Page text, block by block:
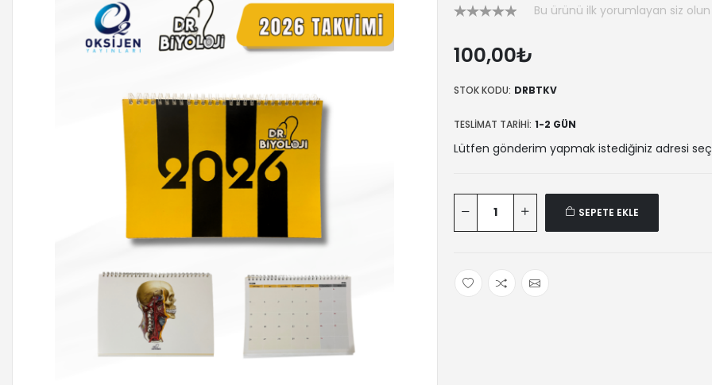
Bu ürünü ilk yorumlayan siz olun
100,00₺
STOK KODU: DRBTKV
TESLIMAT TARIHI: 1-2 GÜN
Lütfen gönderim yapmak istediğiniz adresi
SEPETE EKLE